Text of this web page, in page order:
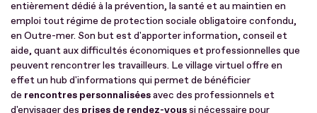
entièrement dédié à la prévention, la santé et au maintien en
emploi tout régime de protection sociale obligatoire confondu,
en Outre-mer. Son but est d'apporter information, conseil et
aide, quant aux difficultés économiques et professionnelles que
peuvent rencontrer les travailleurs. Le village virtuel offre en
effet un hub d'informations qui permet de bénéficier
de rencontres personnaliséesavec des professionnels et
d'envisager des prises de rendez-voussi nécessaire pour